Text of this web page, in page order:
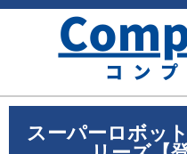
スーパーロボッ